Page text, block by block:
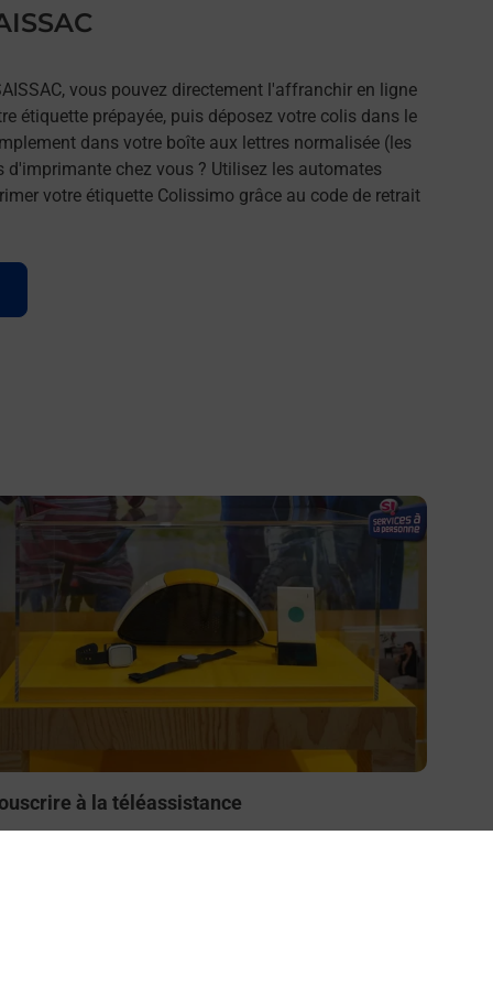
vous pouvez directement l'affranchir en ligne
étiquette prépayée, puis déposez votre colis dans le
dans votre boîte aux lettres normalisée (les
d'imprimante chez vous ? Utilisez les automates
votre étiquette Colissimo grâce au code de retrait
savoir plus
à la téléassistance